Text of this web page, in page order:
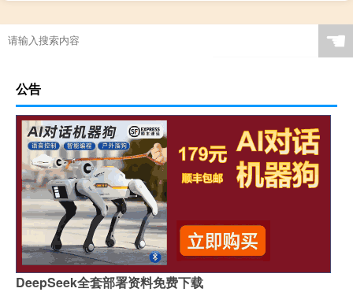
☚
公告
DeepSeek全套部署资料免费下载